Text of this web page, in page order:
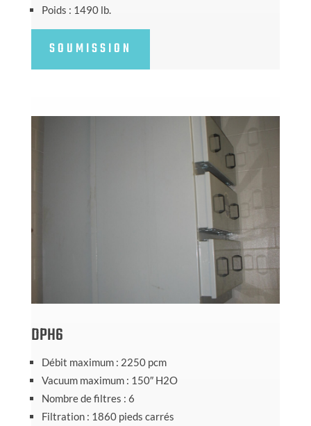
Poids : 1490 lb.
SOUMISSION
DPH6
Débit maximum : 2250 pcm
Vacuum maximum : 150″ H2O
Nombre de filtres : 6
Filtration : 1860 pieds carrés